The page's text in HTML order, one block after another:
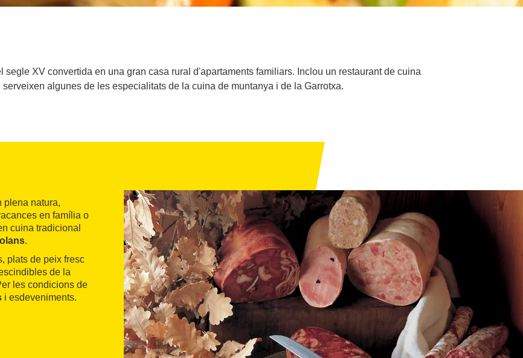
segle XV convertida en una gran casa rural d'apartaments familiars. Inclou un restaurant de cuina
algunes de les especialitats de la cuina de muntanya i de la Garrotxa.
plena natura,
en família o
cuina tradicional
.
plats de peix fresc
de la
les condicions de
i esdeveniments.